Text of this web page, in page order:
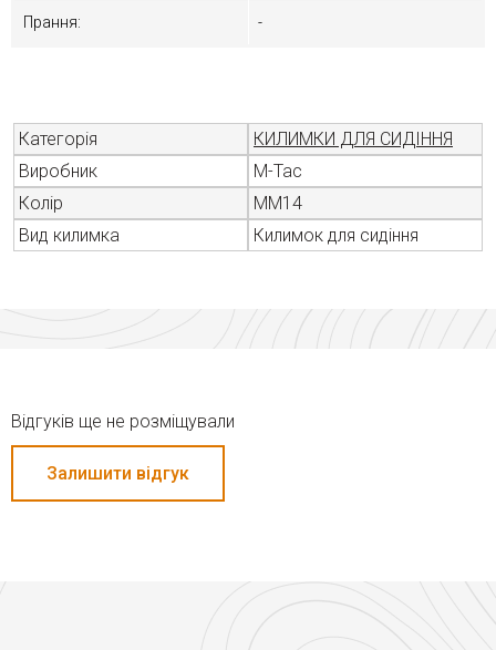
Прання: -
Категорія
КИЛИМКИ ДЛЯ СИДІННЯ
Виробник
M-Tac
Колір
MM14
Вид килимка
Килимок для сидіння
Відгуків ще не розміщували
Залишити відгук